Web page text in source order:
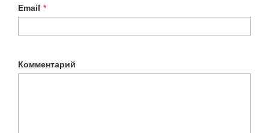
Email *
Комментарий